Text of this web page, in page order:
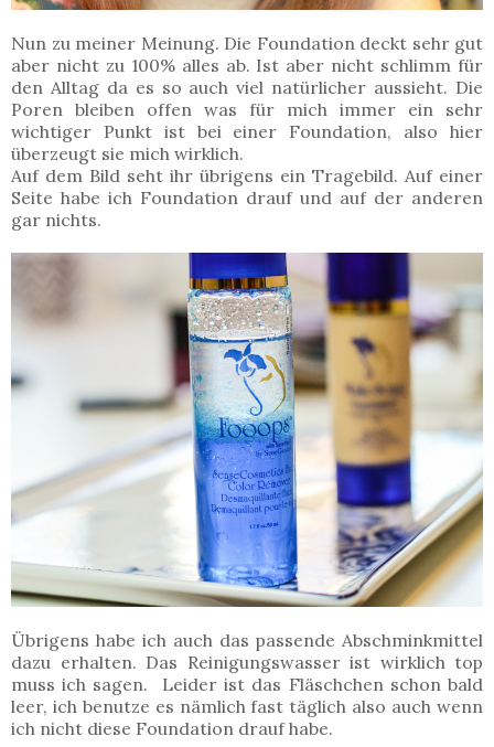
Nun zu meiner Meinung. Die Foundation deckt sehr gut
aber nicht zu 100% alles ab. Ist aber nicht schlimm für
den Alltag da es so auch viel natürlicher aussieht. Die
Poren bleiben offen was für mich immer ein sehr
wichtiger Punkt ist bei einer Foundation, also hier
überzeugt sie mich wirklich.
Auf dem Bild seht ihr übrigens ein Tragebild. Auf einer
Seite habe ich Foundation drauf und auf der anderen
gar nichts.
Übrigens habe ich auch das passende Abschminkmittel
dazu erhalten. Das Reinigungswasser ist wirklich top
muss ich sagen. Leider ist das Fläschchen schon bald
leer, ich benutze es nämlich fast täglich also auch wenn
ich nicht diese Foundation drauf habe.